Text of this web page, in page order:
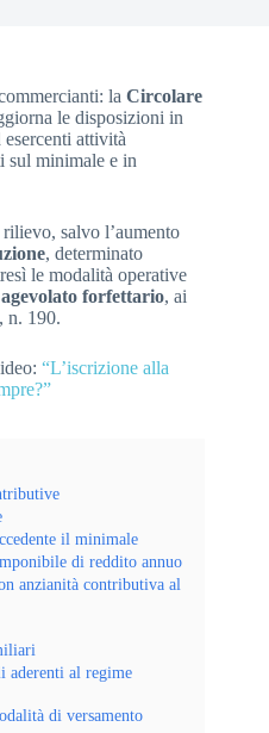
la Circolare
le disposizioni in
attività
sul minimale e in
salvo l’aumento
, determinato
le modalità operative
forfettario, ai
n. 190.
“L’iscrizione alla
il minimale
di reddito annuo
anzianità contributiva al
aderenti al regime
di versamento